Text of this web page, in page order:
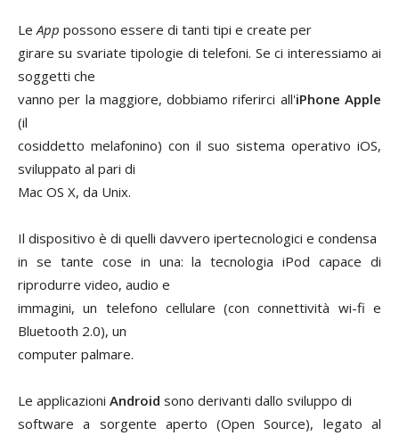
LeApp possono essere di tanti tipi e create per
girare su svariate tipologie di telefoni. Se ci interessiamo ai
soggetti che
vanno per la maggiore, dobbiamo riferirci all'iPhone Apple
(il
cosiddetto melafonino) con il suo sistema operativo iOS,
sviluppato al pari di
Mac OS X, da Unix.
Il dispositivo è di quelli davvero ipertecnologici e condensa
in se tante cose in una: la tecnologia iPod capace di
riprodurre video, audio e
immagini, un telefono cellulare (con connettività wi-fi e
Bluetooth 2.0), un
computer palmare.
Le applicazioni Android sono derivanti dallo sviluppo di
software a sorgente aperto (Open Source), legato al